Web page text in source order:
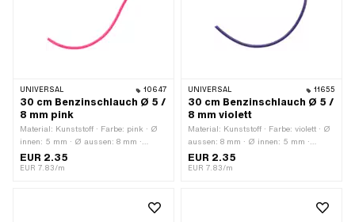
UNIVERSAL 10647
30 cm Benzinschlauch Ø 5 /
8 mm pink
Material: Kunststoff · Farbe: pink · Ø
innen: 5 mm · Ø aussen: 8 mm ·
Gesamtlänge: 300 mm
EUR 2.35
EUR 7.83/m
UNIVERSAL 11655
30 cm Benzinschlauch Ø 5 /
8 mm violett
Material: Kunststoff · Farbe: violett · Ø
aussen: 8 mm · Ø innen: 5 mm ·
Gesamtlänge: 300 mm
EUR 2.35
EUR 7.83/m